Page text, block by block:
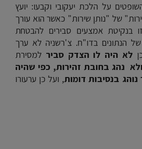
על הלכת יעקובי וקבעו: יועץ
של "נותן שירות" כאשר הוא עורך
בנקיטת אמצעים סבירים להבטחת
הנתונים בדו"ח. צ'רשניה לא ערך
לא היה לו הצדק סביר למסירת
ולא נהג בחובת זהירות, כפי שהיה
בנסיבות דומות, ועל כן ערעורו